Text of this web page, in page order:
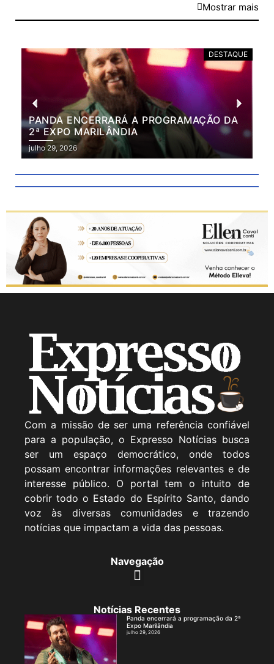
Mostrar mais
DESTAQUE
PANDA ENCERRARÁ A PROGRAMAÇÃO DA
2ª EXPO MARILÂNDIA
julho 29, 2026
Com a missão de ser uma referência confiável
para a população, o Expresso Notícias busca
ser um espaço democrático, onde todos
possam encontrar informações relevantes e de
interesse público. O portal tem o intuito de
cobrir todo o Estado do Espírito Santo, dando
voz às diversas comunidades e trazendo
notícias que impactam a vida das pessoas.
Navegação
Notícias Recentes
Panda encerrará a programação da 2ª
Expo Marilândia
julho 29, 2026